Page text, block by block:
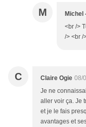
M Michel
<br />
/> <br /
C Claire Ogie 08/
Je ne
aller voir ça. Je
et je le fais
avantages et